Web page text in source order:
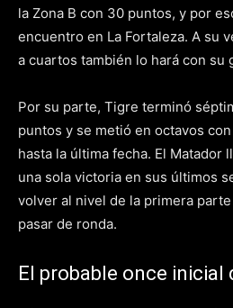
la Zona B con 30 puntos, y por
encuentro en La Fortaleza. A su
a cuartos también lo hará con su
Por su parte, Tigre terminó
puntos y se metió en octavos
hasta la última fecha. El Matador
una sola victoria en sus últimos
volver al nivel de la primera
pasar de ronda.
El probable once inicial